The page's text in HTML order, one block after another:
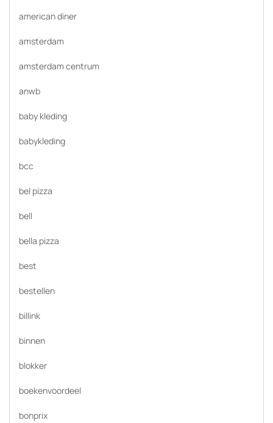
american diner
amsterdam
amsterdam centrum
anwb
baby kleding
babykleding
bcc
bel pizza
bell
bella pizza
best
bestellen
billink
binnen
blokker
boekenvoordeel
bonprix